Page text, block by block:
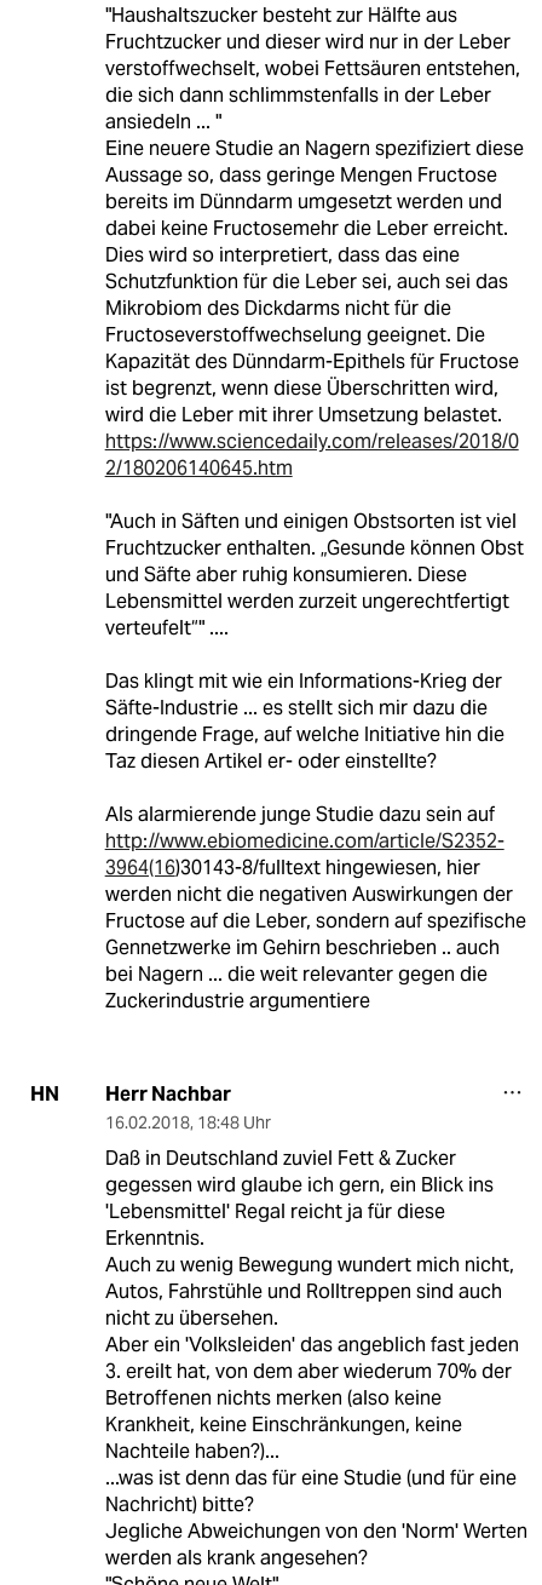
"Haushaltszucker besteht zur Hälfte aus
Fruchtzucker und dieser wird nur in der Leber
verstoffwechselt, wobei Fettsäuren entstehen,
die sich dann schlimmstenfalls in der Leber
ansiedeln ... "
Eine neuere Studie an Nagern spezifiziert diese
Aussage so, dass geringe Mengen Fructose
bereits im Dünndarm umgesetzt werden und
dabei keine Fructosemehr die Leber erreicht.
Dies wird so interpretiert, dass das eine
Schutzfunktion für die Leber sei, auch sei das
Mikrobiom des Dickdarms nicht für die
Fructoseverstoffwechselung geeignet. Die
Kapazität des Dünndarm-Epithels für Fructose
ist begrenzt, wenn diese Überschritten wird,
wird die Leber mit ihrer Umsetzung belastet.
https://www.sciencedaily.com/releases/2018/0
2/180206140645.htm
"Auch in Säften und einigen Obstsorten ist viel
Fruchtzucker enthalten. „Gesunde können Obst
und Säfte aber ruhig konsumieren. Diese
Lebensmittel werden zurzeit ungerechtfertigt
verteufelt“" ....
Das klingt mit wie ein Informations-Krieg der
Säfte-Industrie ... es stellt sich mir dazu die
dringende Frage, auf welche Initiative hin die
Taz diesen Artikel er- oder einstellte?
Als alarmierende junge Studie dazu sein auf
http://www.ebiomedicine.com/article/S2352-
3964(16)30143-8/fulltext hingewiesen, hier
werden nicht die negativen Auswirkungen der
Fructose auf die Leber, sondern auf spezifische
Gennetzwerke im Gehirn beschrieben .. auch
bei Nagern ... die weit relevanter gegen die
Zuckerindustrie argumentiere
HN Herr Nachbar
16.02.2018, 18:48 Uhr
Daß in Deutschland zuviel Fett & Zucker
gegessen wird glaube ich gern, ein Blick ins
'Lebensmittel' Regal reicht ja für diese
Erkenntnis.
Auch zu wenig Bewegung wundert mich nicht,
Autos, Fahrstühle und Rolltreppen sind auch
nicht zu übersehen.
Aber ein 'Volksleiden' das angeblich fast jeden
3. ereilt hat, von dem aber wiederum 70% der
Betroffenen nichts merken (also keine
Krankheit, keine Einschränkungen, keine
Nachteile haben?)...
...was ist denn das für eine Studie (und für eine
Nachricht) bitte?
Jegliche Abweichungen von den 'Norm' Werten
werden als krank angesehen?